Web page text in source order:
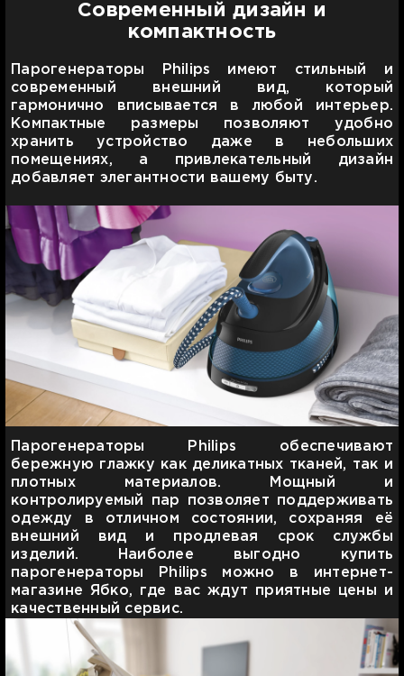
Современный дизайн и
компактность
Парогенераторы Philips имеют стильный и
современный внешний вид, который
гармонично вписывается в любой интерьер.
Компактные размеры позволяют удобно
хранить устройство даже в небольших
помещениях, а привлекательный дизайн
добавляет элегантности вашему быту.
Парогенераторы Philips обеспечивают
бережную глажку как деликатных тканей, так и
плотных материалов. Мощный и
контролируемый пар позволяет поддерживать
одежду в отличном состоянии, сохраняя её
внешний вид и продлевая срок службы
изделий. Наиболее выгодно купить
парогенераторы Philips можно в интернет-
магазине Ябко, где вас ждут приятные цены и
качественный сервис.